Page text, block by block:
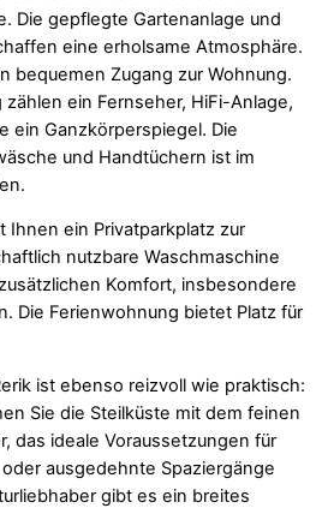
Die gepflegte Gartenanlage und
eine erholsame Atmosphäre.
bequemen Zugang zur Wohnung.
ein Fernseher, HiFi-Anlage,
ein Ganzkörperspiegel. Die
und Handtüchern ist im
Ihnen ein Privatparkplatz zur
nutzbare Waschmaschine
Komfort, insbesondere
Die Ferienwohnung bietet Platz für
ist ebenso reizvoll wie praktisch:
Sie die Steilküste mit dem feinen
das ideale Voraussetzungen für
ausgedehnte Spaziergänge
gibt es ein breites